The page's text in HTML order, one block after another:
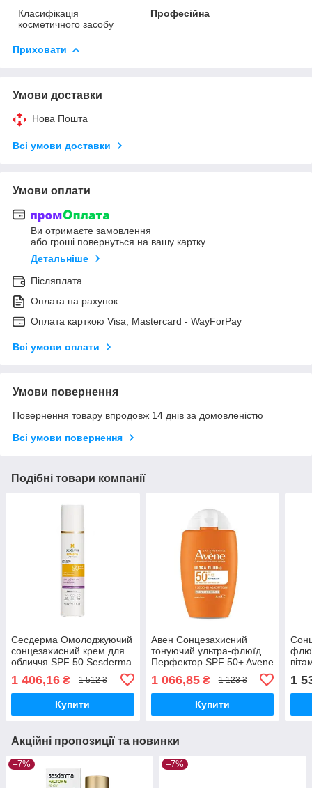
Класифікація
косметичного засобу
Професійна
Приховати
Умови доставки
Нова Пошта
Всі умови доставки
Умови оплати
Ви отримаєте замовлення
або гроші повернуться на вашу картку
Детальніше
Післяплата
Оплата на рахунок
Оплата карткою Visa, Mastercard - WayForPay
Всі умови оплати
Умови повернення
Повернення товару впродовж 14 днів за домовленістю
Всі умови повернення
Подібні товари компанії
Сесдерма Омолоджуючий
сонцезахисний крем для
обличчя SPF 50 Sesderma
Repaskin Urban 365 Anti-
Aging SPF50 50 мл
1 406,16 ₴ 1 512 ₴
Купити
Авен Сонцезахисний
тонуючий ультра-флюїд
Перфектор SPF 50+ Avene
Ultra Fluid Perfector nude
SPF 50+ 50 мл
1 066,85₴ 1 123 ₴
Купити
1
Акційні пропозиції та новинки
–7% –7%